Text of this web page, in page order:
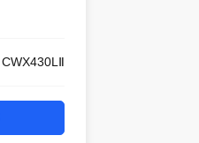
CWX430LⅡ